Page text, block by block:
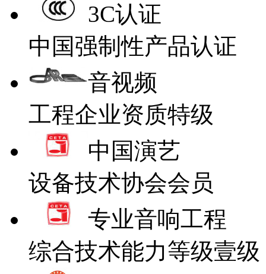
3C认证
中国强制性产品认证
音视频
工程企业资质特级
中国演艺
设备技术协会会员
专业音响工程
综合技术能力等级壹级